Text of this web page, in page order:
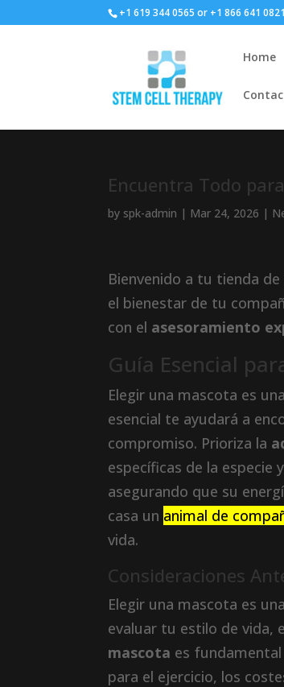
+1 619 344 0565 or +1 866 641 0821
Home
Encuentra Todo
by spk-admin | Mar 24, 2026 |
Bienvenido a tu tienda
el bienestar de tu
con el asesoramiento
Guía Esencial
Elegir una mascota es
esencial te ayudará a
compromiso. Prioriza la
específicas de la especie
asegurando que su
casa un animal de
vida.
Consideraciones
Elegir una mascota es
evaluar tu estilo de vida,
mascota es
para el ejercicio, los